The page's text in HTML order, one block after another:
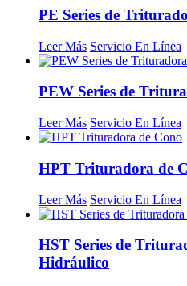
PE Series de
Leer Más Servicio En Línea
PEW Series de
Leer Más Servicio En Línea
HPT Trituradora de
Leer Más Servicio En Línea
HST Series de
Hidráulico